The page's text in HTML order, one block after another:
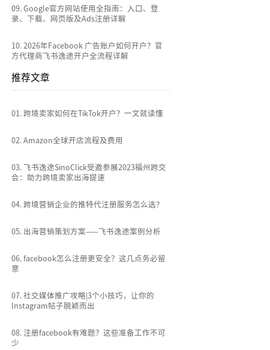
09.Google官方网站使用全指南：入口、登
录、下载、网页版及Ads注册详解
10.2026年Facebook 广告账户如何开户？官
方代理商飞书逸途开户全流程详解
推荐文章
01. 跨境卖家如何在TikTok开户？一文就读懂
02.Amazon全球开店流程及费用
03.飞书逸途SinoClick受邀参展2023福州跨交
会：助力跨境卖家出海提速
04.跨境营销企业的推特代注册服务怎么选？
05. 出海营销策划方案——飞书逸途案例分析
06.facebook怎么注册更安全？这几点务必留
意
07.社交媒体推广攻略|3个小技巧，让你的
Instagram帖子脱颖而出
08. 注册facebook有难题？这些准备工作不可
少